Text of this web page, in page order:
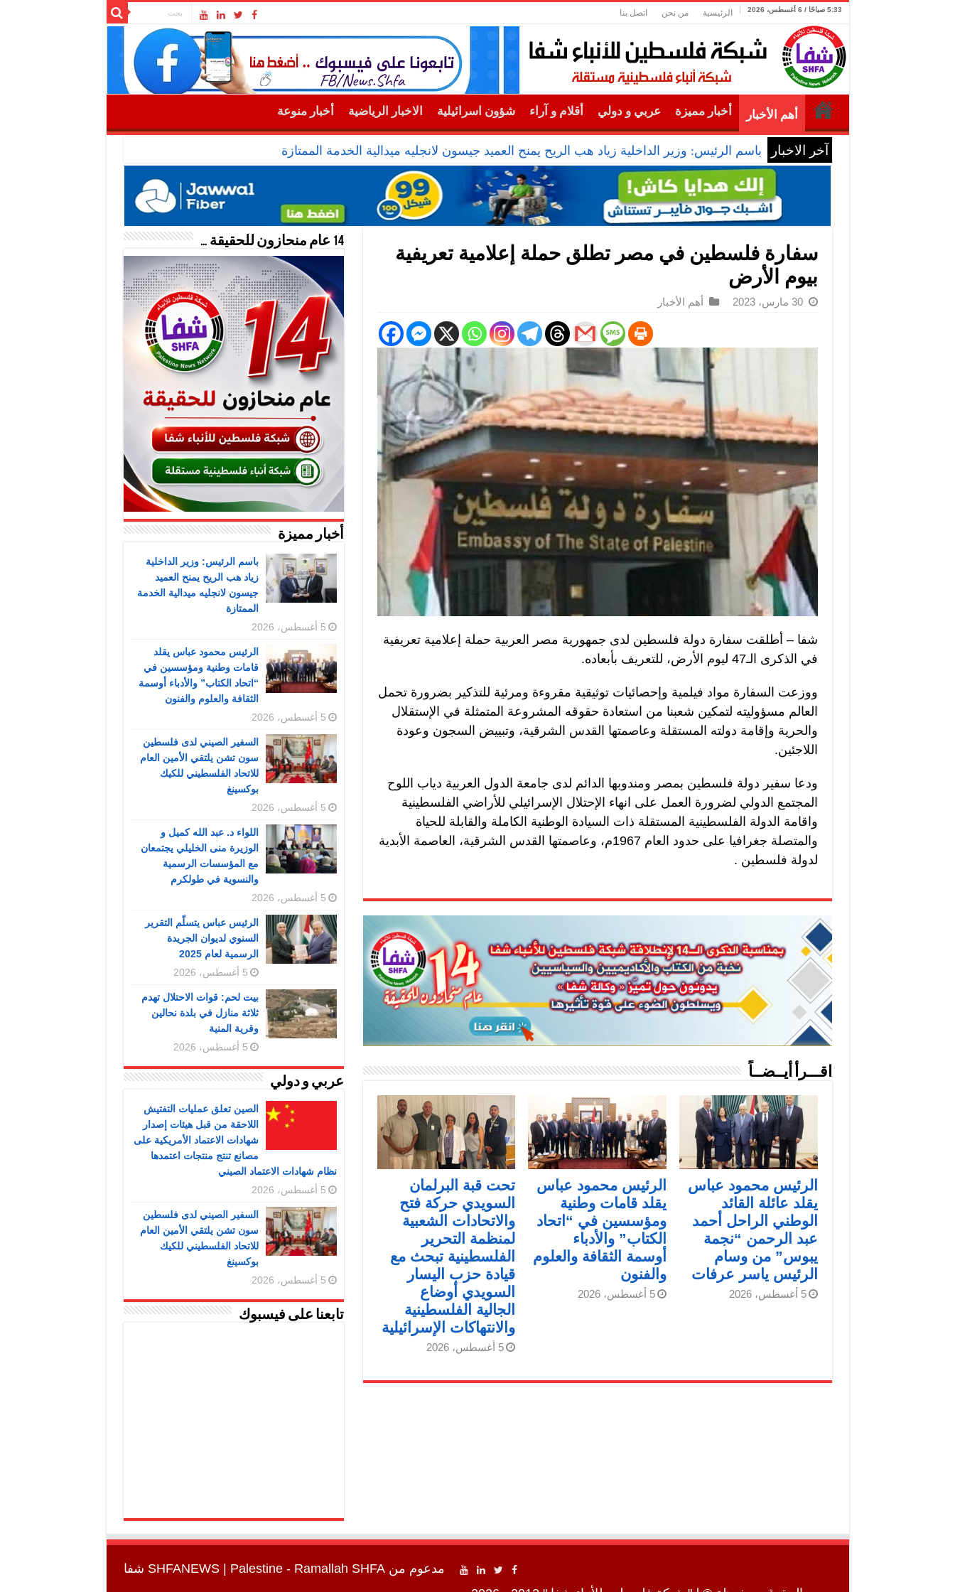
5:33 صباحًا / 6 أغسطس، 2026 الرئيسية من نحن اتصل بنا
أهم الأخبار أخبار مميزة عربي و دولي أقلام و آراء شؤون اسرائيلية الاخبار الرياضية أخبار منوعة
آخر الاخبار باسم الرئيس: وزير الداخلية زياد هب الريح يمنح العميد جيسون لانجليه ميدالية الخدمة الممتازة
سفارة فلسطين في مصر تطلق حملة إعلامية تعريفية
بيوم الأرض
30 مارس، 2023 أهم الأخبار
شفا – أطلقت سفارة دولة فلسطين لدى جمهورية مصر العربية حملة إعلامية تعريفية
في الذكرى الـ47 ليوم الأرض، للتعريف بأبعاده.
ووزعت السفارة مواد فيلمية وإحصائيات توثيقية مقروءة ومرئية للتذكير بضرورة تحمل
العالم مسؤوليته لتمكين شعبنا من استعادة حقوقه المشروعة المتمثلة في الإستقلال
والحرية وإقامة دولته المستقلة وعاصمتها القدس الشرقية، وتبييض السجون وعودة
اللاجئين.
ودعا سفير دولة فلسطين بمصر ومندوبها الدائم لدى جامعة الدول العربية دياب اللوح
المجتمع الدولي لضرورة العمل على انهاء الإحتلال الإسرائيلي للأراضي الفلسطينية
واقامة الدولة الفلسطينية المستقلة ذات السيادة الوطنية الكاملة والقابلة للحياة
والمتصلة جغرافيا على حدود العام 1967م، وعاصمتها القدس الشرقية، العاصمة الأبدية
لدولة فلسطين .
اقـــرأ أيــضــاً
الرئيس محمود عباس
يقلد عائلة القائد
الوطني الراحل أحمد
عبد الرحمن “نجمة
يبوس” من وسام
الرئيس ياسر عرفات
5 أغسطس، 2026
الرئيس محمود عباس
يقلد قامات وطنية
ومؤسسين في “اتحاد
الكتاب” والأدباء
أوسمة الثقافة والعلوم
والفنون
5 أغسطس، 2026
تحت قبة البرلمان
السويدي حركة فتح
والاتحادات الشعبية
لمنظمة التحرير
الفلسطينية تبحث مع
قيادة حزب اليسار
السويدي أوضاع
الجالية الفلسطينية
والانتهاكات الإسرائيلية
5 أغسطس، 2026
14 عام منحازون للحقيقة …
أخبار مميزة
باسم الرئيس: وزير الداخلية
زياد هب الريح يمنح العميد
جيسون لانجليه ميدالية الخدمة
الممتازة
5 أغسطس، 2026
الرئيس محمود عباس يقلد
قامات وطنية ومؤسسين في
“اتحاد الكتاب” والأدباء أوسمة
الثقافة والعلوم والفنون
5 أغسطس، 2026
السفير الصيني لدى فلسطين
سون تشن يلتقي الأمين العام
للاتحاد الفلسطيني للكيك
بوكسينغ
5 أغسطس، 2026
اللواء د. عبد الله كميل و
الوزيرة منى الخليلي يجتمعان
مع المؤسسات الرسمية
والنسوية في طولكرم
5 أغسطس، 2026
الرئيس عباس يتسلّم التقرير
السنوي لديوان الجريدة
الرسمية لعام 2025
5 أغسطس، 2026
بيت لحم: قوات الاحتلال تهدم
ثلاثة منازل في بلدة نحالين
وقرية المنية
5 أغسطس، 2026
عربي و دولي
الصين تعلق عمليات التفتيش
اللاحقة من قبل هيئات إصدار
شهادات الاعتماد الأمريكية على
مصانع تنتج منتجات اعتمدها
نظام شهادات الاعتماد الصيني
5 أغسطس، 2026
السفير الصيني لدى فلسطين
سون تشن يلتقي الأمين العام
للاتحاد الفلسطيني للكيك
بوكسينغ
5 أغسطس، 2026
تابعنا على فيسبوك
مدعوم من SHFANEWS| Palestine - Ramallah SHFA شفا